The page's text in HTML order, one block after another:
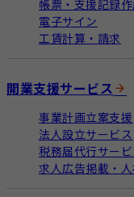
帳票・支援記録
電子サイン
工賃計算・請求
開業支援サービス
事業計画立案支援
法人設立サービス
税務届代行サー
求人広告掲載・